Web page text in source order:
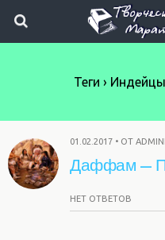
Теги ›
01.02.2017 • ОТ
Даффам —
НЕТ ОТВЕТОВ